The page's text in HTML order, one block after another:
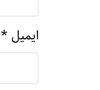
ایمیل *